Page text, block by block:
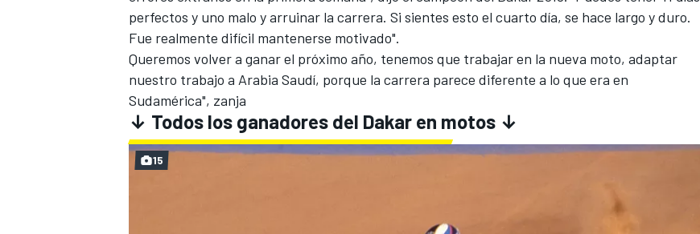
perfectos y uno malo y arruinar la carrera. Si sientes esto el cuarto día, se hace largo y duro.
Fue realmente difícil mantenerse motivado".
Queremos volver a ganar el próximo año, tenemos que trabajar en la nueva moto, adaptar
nuestro trabajo a Arabia Saudí, porque la carrera parece diferente a lo que era en
Sudamérica", zanja
↓ Todos los ganadores del Dakar en motos ↓
15